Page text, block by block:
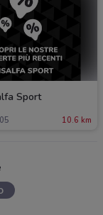
Sport
10.6 km